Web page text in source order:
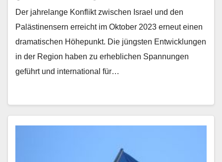
Der jahrelange Konflikt zwischen Israel und den
Palästinensern erreicht im Oktober 2023 erneut einen
dramatischen Höhepunkt. Die jüngsten Entwicklungen
in der Region haben zu erheblichen Spannungen
geführt und international für…